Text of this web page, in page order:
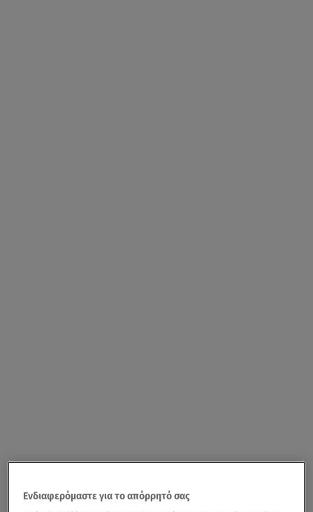
Ενδιαφερόμαστε για το απόρρητό σας